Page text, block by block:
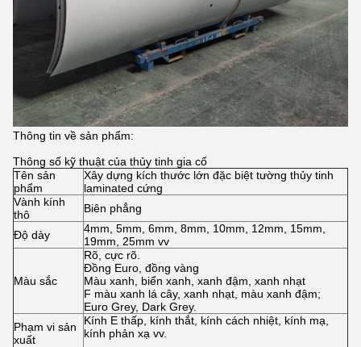
Thông tin về sản phẩm:
Thông số kỹ thuật của thủy tinh gia cố
Tên sản
phẩm
Xây dựng kích thước lớn đặc biệt tường thủy tinh
laminated cứng
Vành kính
thô
Biên phẳng
Độ dày
4mm, 5mm, 6mm, 8mm, 10mm, 12mm, 15mm,
19mm, 25mm vv
Màu sắc
Rõ, cực rõ.
Đồng Euro, đồng vàng
Màu xanh, biển xanh, xanh đậm, xanh nhạt
F màu xanh lá cây, xanh nhạt, màu xanh đậm;
Euro Grey, Dark Grey.
Phạm vi sản
xuất
Kính E thấp, kính thắt, kính cách nhiệt, kính mạ,
kính phản xạ vv.